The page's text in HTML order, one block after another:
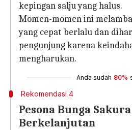
kepingan salju yang halus.
Momen-momen ini
yang cepat berlalu dan
pengunjung karena
mengharukan.
Anda sudah 80%
Rekomendasi 4
Pesona Bunga Sakura
Berkelanjutan